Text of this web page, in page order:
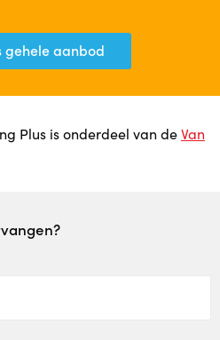
gehele aanbod
Plus is onderdeel van deVan